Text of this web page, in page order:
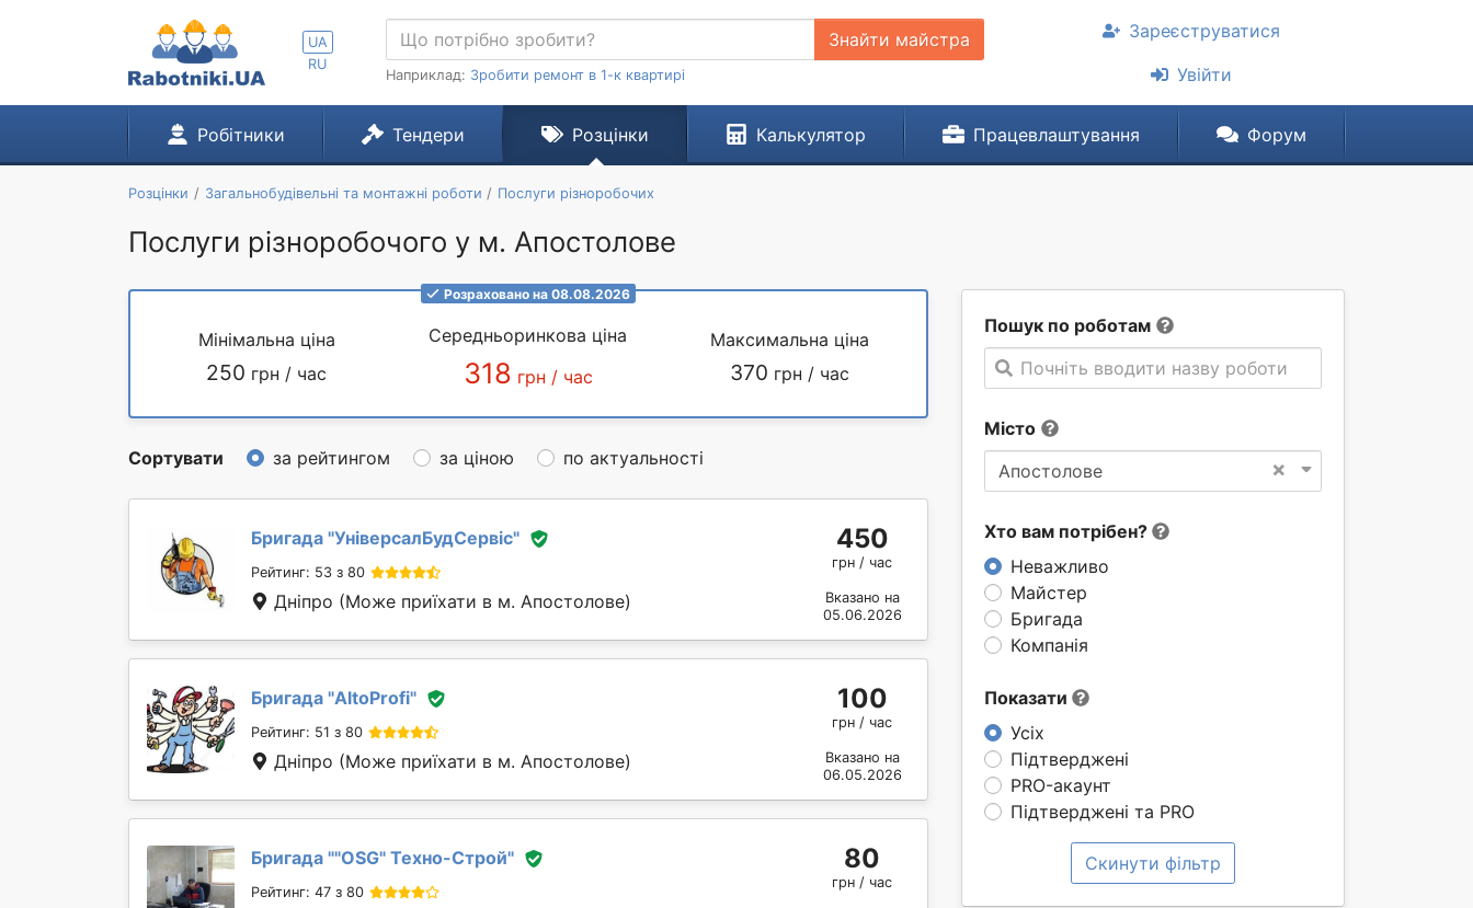
UA
RU
Знайти майстра
Наприклад: Зробити ремонт в 1-к квартирі
Зареєструватися
Увійти
Робітники Тендери Розцінки Калькулятор Працевлаштування Форум
Розцінки Загальнобудівельні та монтажні роботи Послуги різноробочих
Послуги різноробочого у м. Апостолове
Пошук по роботам
Почніть вводити назву роботи
Місто
×
Апостолове
Хто вам потрібен?
Неважливо
Майстер
Бригада
Компанія
Показати
Усіх
Підтверджені
PRO-акаунт
Підтверджені та PRO
Скинути фільтр
Розраховано на 08.08.2026
Мінімальна ціна
250 грн / час
Середньоринкова ціна
318 грн / час
Максимальна ціна
370 грн / час
Сортувати за рейтингом за ціною по актуальності
Бригада "УніверсалБудСервіс"
Рейтинг: 53 з 80
Дніпро (Може приїхати в м. Апостолове)
450
грн / час
Вказано на
05.06.2026
Бригада "AltoProfi"
Рейтинг: 51 з 80
Дніпро (Може приїхати в м. Апостолове)
100
грн / час
Вказано на
06.05.2026
Бригада ""OSG" Техно-Строй"
Рейтинг: 47 з 80
80
грн / час